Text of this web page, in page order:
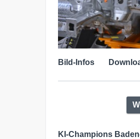
Bild-Infos
KI-Champions